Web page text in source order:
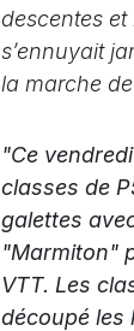
descentes
s’ennuyait
la marche
"Ce
classes de
galettes
"Marmiton"
VTT. Les
découpé les